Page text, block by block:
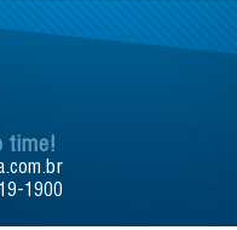
time!
1900